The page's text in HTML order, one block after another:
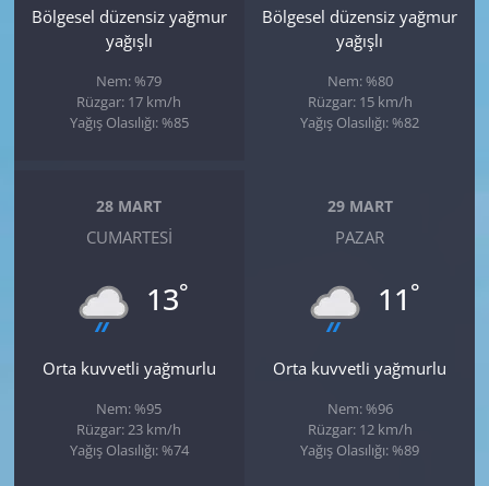
Bölgesel düzensiz yağmur
yağışlı
Nem: %79
Rüzgar: 17 km/h
Yağış Olasılığı: %85
Bölgesel düzensiz yağmur
yağışlı
Nem: %80
Rüzgar: 15 km/h
Yağış Olasılığı: %82
28 MART
CUMARTESI
13°
Orta kuvvetli yağmurlu
Nem: %95
Rüzgar: 23 km/h
Yağış Olasılığı: %74
29 MART
PAZAR
11 °
Orta kuvvetli yağmurlu
Nem: %96
Rüzgar: 12 km/h
Yağış Olasılığı: %89